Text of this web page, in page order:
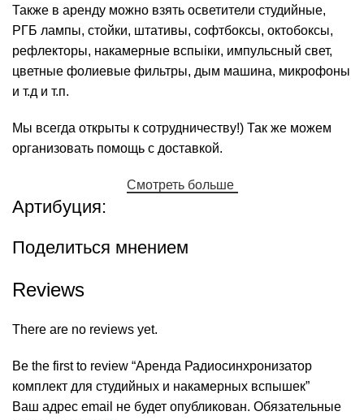
Также в аренду можно взять осветители студийные,
РГБ лампы, стойки, штативы, софтбоксы, октобоксы,
рефлекторы, накамерные вспыiки, импульсный свет,
цветные фолиевые фильтры, дым машина, микрофоны
и т.д и т.п.
Мы всегда открыты к сотрудничеству!) Так же можем
организовать помощь с доставкой.
Смотреть больше
Артибуция:
Поделиться мнением
Reviews
There are no reviews yet.
Be the first to review “Аренда Радиосинхронизатор
комплект для студийных и накамерных вспышек”
Ваш адрес email не будет опубликован. Обязательные